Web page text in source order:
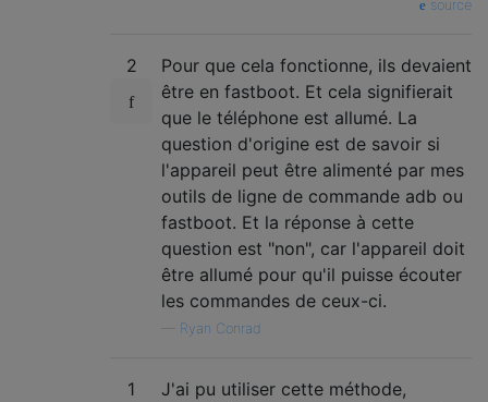
source
2
Pour que cela fonctionne, ils devaient
être en fastboot. Et cela signifierait
que le téléphone est allumé. La
question d'origine est de savoir si
l'appareil peut être alimenté par mes
outils de ligne de commande adb ou
fastboot. Et la réponse à cette
question est "non", car l'appareil doit
être allumé pour qu'il puisse écouter
les commandes de ceux-ci.
Ryan Conrad
1
J'ai pu utiliser cette méthode,